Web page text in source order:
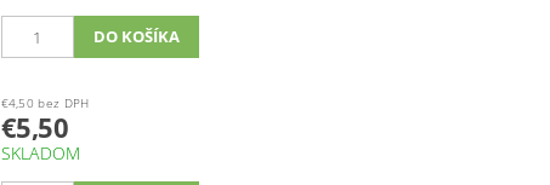
€4,50 bez DPH
€5,50
SKLADOM